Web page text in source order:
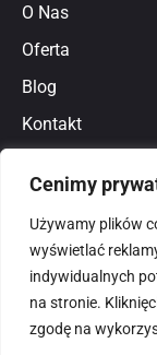
Cenimy
Używamy plików
wyświetlać
indywidualnych
na stronie.
zgodę na
O Nas
Oferta
Blog
Kontakt
Polityka